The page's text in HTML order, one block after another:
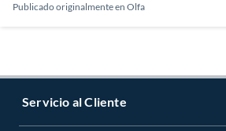
Publicado originalmente en Olfa
Servicio al Cliente